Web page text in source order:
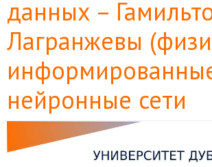
данных –
Лагранжевы
нейронные сети
Боковая
панель